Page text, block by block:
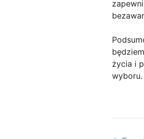
życia i
wyboru.